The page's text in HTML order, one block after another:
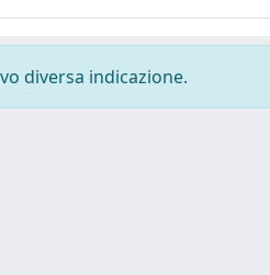
diversa indicazione.